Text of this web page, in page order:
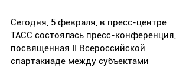
Сегодня, 5 февраля, в пресс-центре
ТАСС состоялась пресс-конференция,
посвященная II Всероссийской
спартакиаде между субъектами